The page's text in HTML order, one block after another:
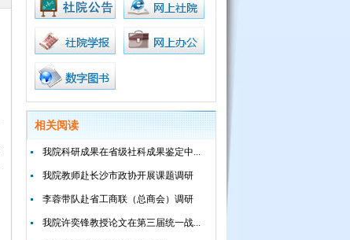
相关阅读
我院科研成果在省级社科成果鉴定中...
我院教师赴长沙市政协开展课题调研
李蓉带队赴省工商联（总商会）调研
我院许奕锋教授论文在第三届统一战...